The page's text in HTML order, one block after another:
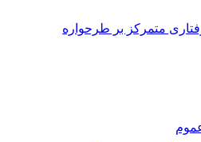
متمرکز بر طرحواره